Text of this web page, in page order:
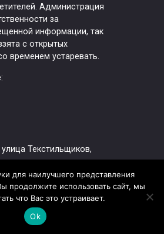
Администрация
за
информации, так
с открытых
временем устаревать.
Текстильщиков,
30-89 доб. 51
услуги врач
противопоказаний.
для наилучшего представления
продолжите использовать сайт, мы
что Вас это устраивает.
Ok